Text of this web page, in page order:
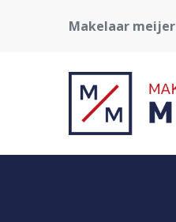
Makelaar meijer